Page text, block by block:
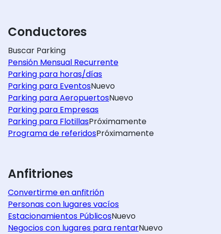
Conductores
Buscar Parking
Pensión Mensual Recurrente
Parking para horas/días
Parking para EventosNuevo
Parking para AeropuertosNuevo
Parking para Empresas
Parking para FlotillasPróximamente
Programa de referidosPróximamente
Anfitriones
Convertirme en anfitrión
Personas con lugares vacíos
Estacionamientos PúblicosNuevo
Negocios con lugares para rentarNuevo